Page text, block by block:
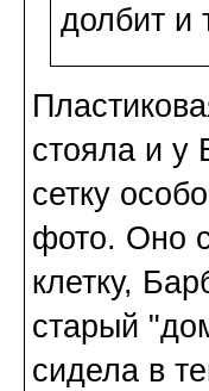
долбит и
стояла и у
сетку
фото. Оно
клетку,
старый
сидела в